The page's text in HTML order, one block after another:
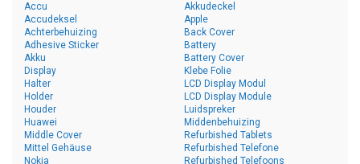
Accu
Accudeksel
Achterbehuizing
Adhesive Sticker
Akku
Akkudeckel
Apple
Back Cover
Battery
Battery Cover
Display
Halter
Holder
Houder
Huawei
Klebe Folie
LCD Display Modul
LCD Display Module
Luidspreker
Middenbehuizing
Middle Cover
Mittel Gehäuse
Nokia
Refurbished Tablets
Refurbished Telefone
Refurbished Telefoons